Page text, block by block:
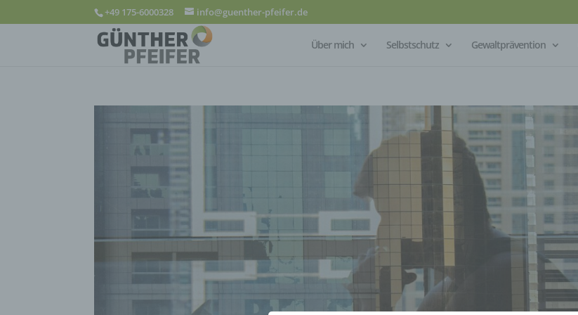
+49 175-6000328 info@guenther-pfeifer.de
Über mich Selbstschutz Gewaltprävention